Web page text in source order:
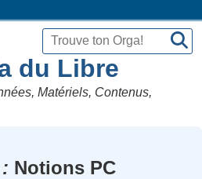
du Libre
Matériels, Contenus,
Notions PC